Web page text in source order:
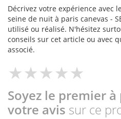
Décrivez votre expérience avec
seine de nuit à paris canevas -
utilisé ou réalisé. N'hésitez
conseils sur cet article ou avec
associé.
Soyez le premier
votre avis sur ce